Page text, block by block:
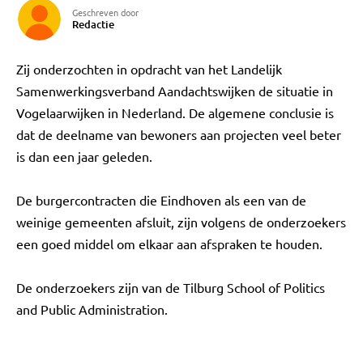
Geschreven door
Redactie
Zij onderzochten in opdracht van het Landelijk
Samenwerkingsverband Aandachtswijken de situatie in
Vogelaarwijken in Nederland. De algemene conclusie is
dat de deelname van bewoners aan projecten veel beter
is dan een jaar geleden.
De burgercontracten die Eindhoven als een van de
weinige gemeenten afsluit, zijn volgens de onderzoekers
een goed middel om elkaar aan afspraken te houden.
De onderzoekers zijn van de Tilburg School of Politics
and Public Administration.